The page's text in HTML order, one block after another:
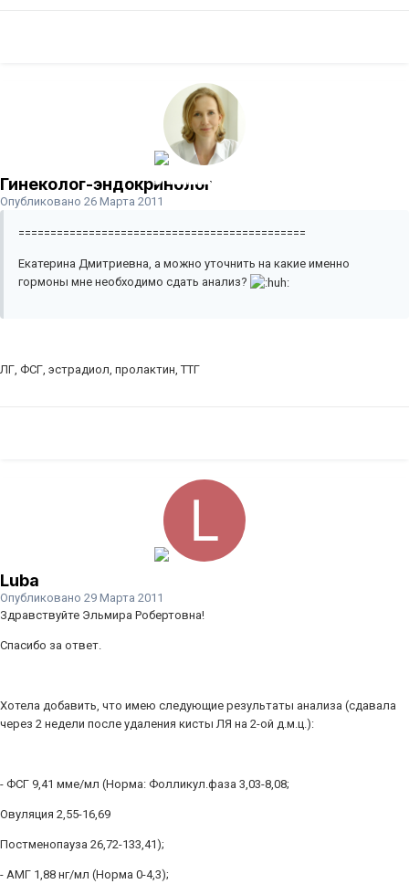
Гинеколог-эндокринолог
Опубликовано 26 Марта 2011
=============================================
Екатерина Дмитриевна, а можно уточнить на какие именно
гормоны мне необходимо сдать анализ?
ЛГ, ФСГ, эстрадиол, пролактин, ТТГ
Luba
Опубликовано 29 Марта 2011
Здравствуйте Эльмира Робертовна!
Спасибо за ответ.
Хотела добавить, что имею следующие результаты анализа (сдавала
через 2 недели после удаления кисты ЛЯ на 2-ой д.м.ц.):
- ФСГ 9,41 мме/мл (Норма: Фолликул.фаза 3,03-8,08;
Овуляция 2,55-16,69
Постменопауза 26,72-133,41);
- АМГ 1,88 нг/мл (Норма 0-4,3);